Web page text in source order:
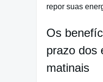
repor suas
Os
prazo dos
matinais